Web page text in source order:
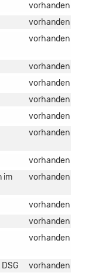
vorhanden
vorhanden
vorhanden
vorhanden
vorhanden
vorhanden
vorhanden
vorhanden
vorhanden
im
vorhanden
vorhanden
vorhanden
vorhanden
vorhanden